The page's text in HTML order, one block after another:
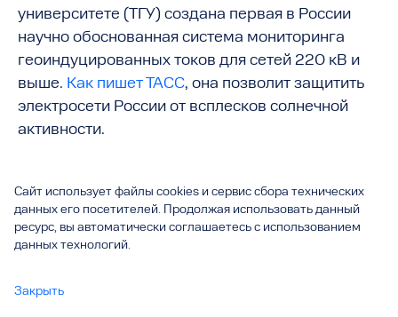
университете (ТГУ) создана первая в России
научно обоснованная система мониторинга
геоиндуцированных токов для сетей 220 кВ и
выше. Как пишет ТАСС, она позволит защитить
электросети России от всплесков солнечной
активности.
Сайт использует файлы cookies и сервис сбора технических
данных его посетителей. Продолжая использовать данный
ресурс, вы автоматически соглашаетесь с использованием
данных технологий.
Закрыть